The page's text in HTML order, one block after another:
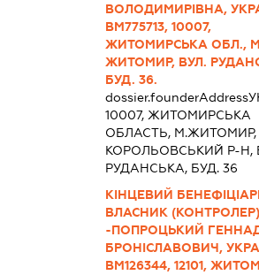
ВОЛОДИМИРІВНА,
ВМ775713, 10007,
ЖИТОМИРСЬКА ОБЛ.,
ЖИТОМИР, ВУЛ.
БУД. 36.
dossier.founderAddress
10007, ЖИТОМИРСЬКА
ОБЛАСТЬ, М.ЖИТОМИР,
КОРОЛЬОВСЬКИЙ Р-Н,
РУДАНСЬКА, БУД. 36
КІНЦЕВИЙ
ВЛАСНИК (КОНТРОЛЕР)
-ПОПРОЦЬКИЙ
БРОНІСЛАВОВИЧ,
ВМ126344, 12101,